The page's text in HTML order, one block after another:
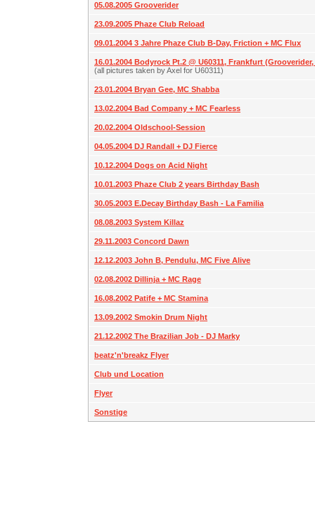
05.08.2005 Grooverider
23.09.2005 Phaze Club Reload
09.01.2004 3 Jahre Phaze Club B-Day, Friction + MC Flux
16.01.2004 Bodyrock Pt.2 @ U60311, Frankfurt
(all pictures taken by Axel for U60311)
23.01.2004 Bryan Gee, MC Shabba
13.02.2004 Bad Company + MC Fearless
20.02.2004 Oldschool-Session
04.05.2004 DJ Randall + DJ Fierce
10.12.2004 Dogs on Acid Night
10.01.2003 Phaze Club 2 years Birthday Bash
30.05.2003 E.Decay Birthday Bash - La Familia
08.08.2003 System Killaz
29.11.2003 Concord Dawn
12.12.2003 John B, Pendulu, MC Five Alive
02.08.2002 Dillinja + MC Rage
16.08.2002 Patife + MC Stamina
13.09.2002 Smokin Drum Night
21.12.2002 The Brazilian Job - DJ Marky
beatz'n'breakz Flyer
Club und Location
Flyer
Sonstige